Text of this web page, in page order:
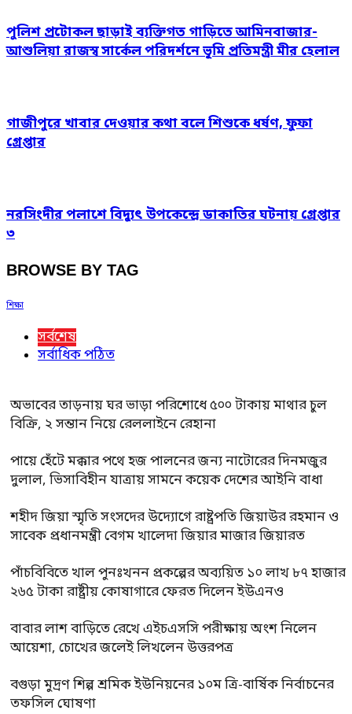
পুলিশ প্রটোকল ছাড়াই ব্যক্তিগত গাড়িতে আমিনবাজার-
আশুলিয়া রাজস্ব সার্কেল পরিদর্শনে ভূমি প্রতিমন্ত্রী মীর হেলাল
গাজীপুরে খাবার দেওয়ার কথা বলে শিশুকে ধর্ষণ, ফুফা
গ্রেপ্তার
নরসিংদীর পলাশে বিদ্যুৎ উপকেন্দ্রে ডাকাতির ঘটনায় গ্রেপ্তার
৩
BROWSE BY TAG
শিক্ষা
সর্বশেষ
সর্বাধিক পঠিত
অভাবের তাড়নায় ঘর ভাড়া পরিশোধে ৫০০ টাকায় মাথার চুল
বিক্রি, ২ সন্তান নিয়ে রেললাইনে রেহানা
পায়ে হেঁটে মক্কার পথে হজ পালনের জন্য নাটোরের দিনমজুর
দুলাল, ভিসাবিহীন যাত্রায় সামনে কয়েক দেশের আইনি বাধা
শহীদ জিয়া স্মৃতি সংসদের উদ্যোগে রাষ্ট্রপতি জিয়াউর রহমান ও
সাবেক প্রধানমন্ত্রী বেগম খালেদা জিয়ার মাজার জিয়ারত
পাঁচবিবিতে খাল পুনঃখনন প্রকল্পের অব্যয়িত ১০ লাখ ৮৭ হাজার
২৬৫ টাকা রাষ্ট্রীয় কোষাগারে ফেরত দিলেন ইউএনও
বাবার লাশ বাড়িতে রেখে এইচএসসি পরীক্ষায় অংশ নিলেন
আয়েশা, চোখের জলেই লিখলেন উত্তরপত্র
বগুড়া মুদ্রণ শিল্প শ্রমিক ইউনিয়নের ১০ম ত্রি-বার্ষিক নির্বাচনের
তফসিল ঘোষণা